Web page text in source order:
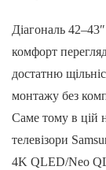
Діагональ
комфорт
достатню
монтажу без
Саме тому в цій
телевізори
4K QLED/Neo